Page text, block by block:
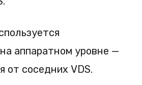
аппаратном уровне —
от соседних VDS.